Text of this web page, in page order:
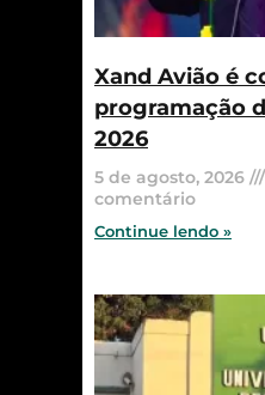
Xand Avião é
programação
2026
5 de agosto, 2026
comentário
Continue lendo »